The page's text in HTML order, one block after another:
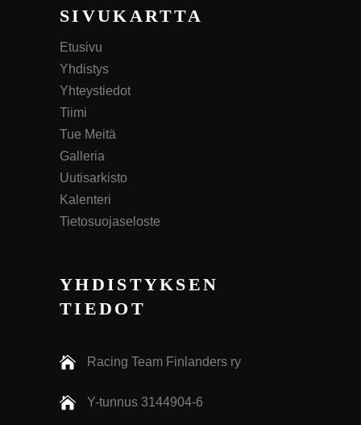
SIVUKARTTA
Etusivu
Yhdistys
Yhteystiedot
Tiimi
Tue Meitä
Galleria
Uutisarkisto
Kalenteri
Tietosuojaseloste
YHDISTYKSEN
TIEDOT
Racing Team Finlanders ry
Y-tunnus 3144904-6